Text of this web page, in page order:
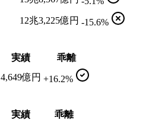
12兆3,225億円 -15.6%
実績
乖離
4,649億円 +16.2%
実績
乖離